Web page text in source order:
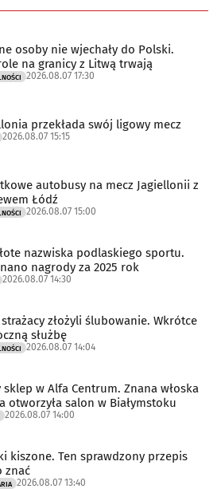
osoby nie wjechały do Polski.
na granicy z Litwą trwają
2026.08.07 17:30
przekłada swój ligowy mecz
2026.08.07 15:15
autobusy na mecz Jagiellonii z
Łódź
2026.08.07 15:00
nazwiska podlaskiego sportu.
nagrody za 2025 rok
2026.08.07 14:30
złożyli ślubowanie. Wkrótce
służbę
2026.08.07 14:04
sklep w Alfa Centrum. Znana włoska
otworzyła salon w Białymstoku
2026.08.07 14:00
kiszone. Ten sprawdzony przepis
znać
2026.08.07 13:40